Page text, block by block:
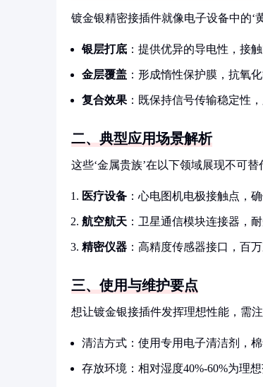
镀金银精密接插件就像电子设备中的‘
银层打底 ：提供优异的导电性，接
金层覆盖 ：形成惰性保护膜，抗氧
复合效果 ：既保持信号传输稳定性
二、典型应用场景解析
这些‘金属贵族’在以下领域展现不可替
医疗设备 ：心电图机电极接触点，
航空航天 ：卫星通信模块连接器，
精密仪器 ：高精度传感器接口，百
三、使用与维护要点
想让镀金银接插件发挥理想性能，需注
清洁方式：使用专用电子清洁剂，
存放环境：相对湿度40%-60%为理想